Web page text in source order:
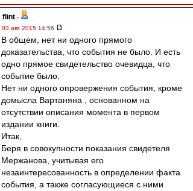
flint -
03 авг 2015 14:56
В общем, нет ни одного прямого
доказательства, что события не было. И есть
одно прямое свидетельство очевидца, что
событие было.
Нет ни одного опровержения события, кроме
домысла Вартаняна , основанном на
отсутствии описания момента в первом
издании книги.
Итак,
Беря в совокупности показания свидетеля
Мержанова, учитывая его
незаинтересованность в определении факта
события, а также согласующиеся с ними